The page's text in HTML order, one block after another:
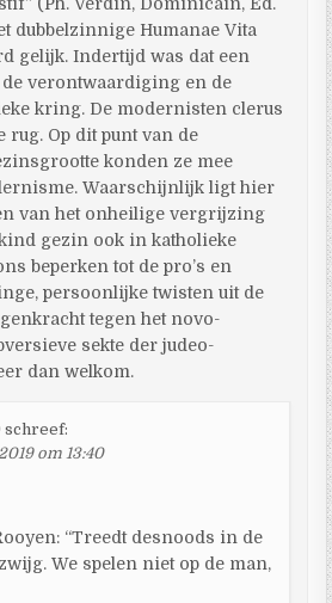
(Ph. Verdin, Dominicain, Ed.
dubbelzinnige Humanae Vita
gelijk. Indertijd was dat een
verontwaardiging en de
kring. De modernisten clerus
Op dit punt van de
konden ze mee
Waarschijnlijk ligt hier
van het onheilige vergrijzing
gezin ook in katholieke
beperken tot de pro’s en
persoonlijke twisten uit de
tegen het novo-
sekte der judeo-
dan welkom.
schreef:
om 13:40
“Treedt desnoods in de
We spelen niet op de man,